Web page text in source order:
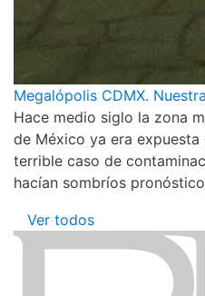
Megalópolis CDMX.
Hace medio siglo la zona
de México ya era
terrible caso de
hacían sombríos
Ver todos